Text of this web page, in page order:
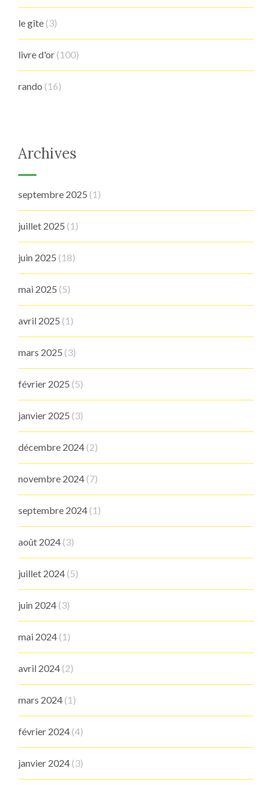
le gîte (3)
livre d'or (100)
rando (16)
Archives
septembre 2025 (1)
juillet 2025 (1)
juin 2025 (18)
mai 2025 (5)
avril 2025 (1)
mars 2025 (3)
février 2025 (5)
janvier 2025 (3)
décembre 2024 (2)
novembre 2024 (7)
septembre 2024 (1)
août 2024 (3)
juillet 2024 (5)
juin 2024 (3)
mai 2024 (1)
avril 2024 (2)
mars 2024 (1)
février 2024 (4)
janvier 2024 (3)